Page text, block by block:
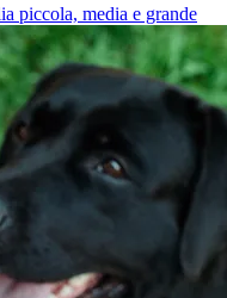
piccola, media e grande